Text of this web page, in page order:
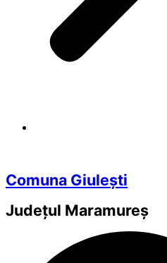
Comuna Giulești
Județul Maramureș